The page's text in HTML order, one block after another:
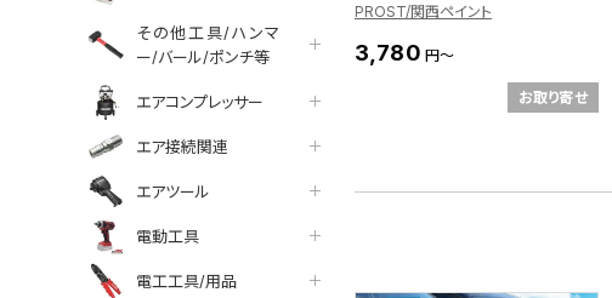
その他工具/ハンマ
ー/バール/ポンチ等
エアコンプレッサー
エア接続関連
エアツール
電動工具
電工工具/用品
PROST/関西ペイント
3,780 円～
お取り寄せ